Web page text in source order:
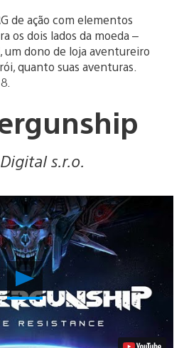
de ação com elementos
os dois lados da moeda –
dono de loja aventureiro
quanto suas aventuras.
s.r.o.
Reproduzir
Vídeo